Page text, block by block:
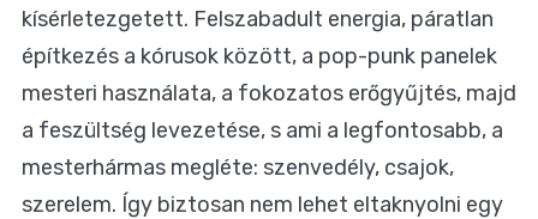
kísérletezgetett. Felszabadult energia, páratlan
építkezés a kórusok között, a pop-punk panelek
mesteri használata, a fokozatos erőgyűjtés, majd
a feszültség levezetése, s ami a legfontosabb, a
mesterhármas megléte: szenvedély, csajok,
szerelem. Így biztosan nem lehet eltaknyolni egy